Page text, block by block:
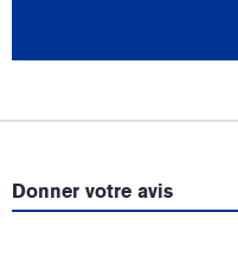
Donner votre avis